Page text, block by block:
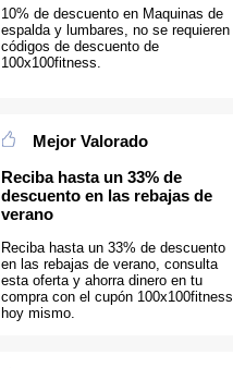
10% de descuento en Maquinas de
espalda y lumbares, no se requieren
códigos de descuento de
100x100fitness.
Mejor Valorado
Reciba hasta un 33% de
descuento en las rebajas de
verano
Reciba hasta un 33% de descuento
en las rebajas de verano, consulta
esta oferta y ahorra dinero en tu
compra con el cupón 100x100fitness
hoy mismo.